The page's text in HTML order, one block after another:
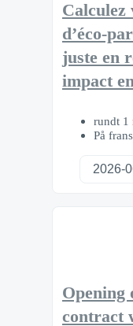
Calculez
d’éco-
juste en
impact
rundt 1
På
Opening
contract